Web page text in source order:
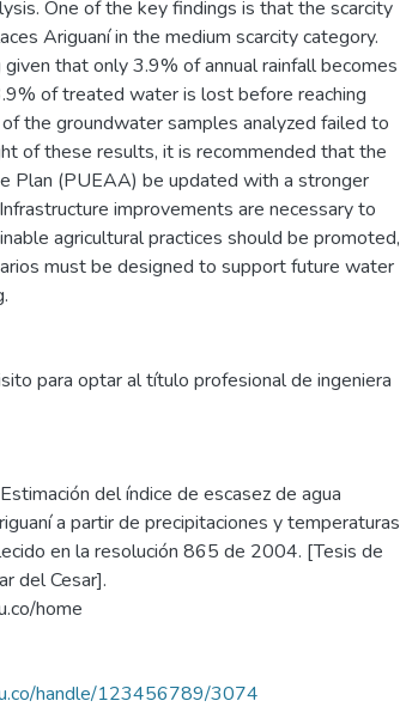
One of the key findings is that the scarcity
Ariguaní in the medium scarcity category.
given that only 3.9% of annual rainfall becomes
of treated water is lost before reaching
the groundwater samples analyzed failed to
of these results, it is recommended that the
Plan (PUEAA) be updated with a stronger
improvements are necessary to
agricultural practices should be promoted,
must be designed to support future water
para optar al título profesional de ingeniera
del índice de escasez de agua
a partir de precipitaciones y temperaturas
en la resolución 865 de 2004. [Tesis de
del Cesar].
home
handle/123456789/3074